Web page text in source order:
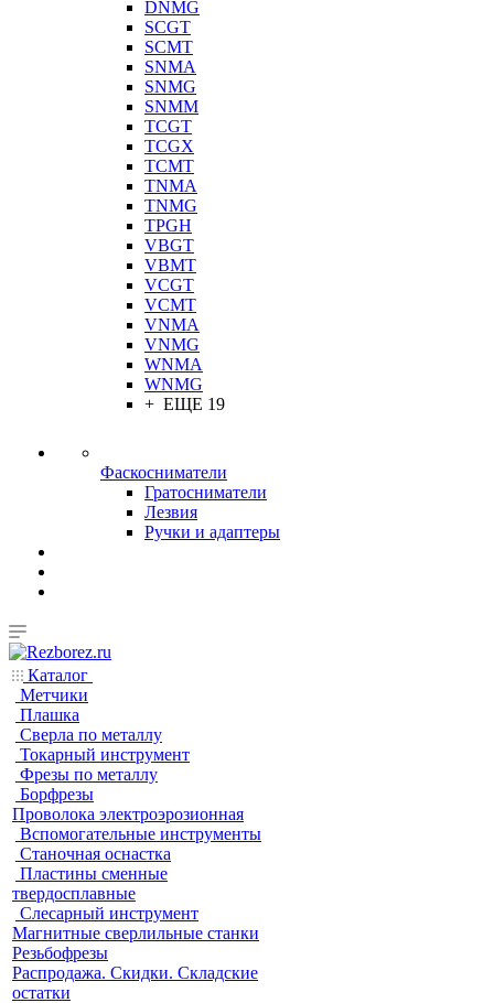
DNMG
SCGT
SCMT
SNMA
SNMG
SNMM
TCGT
TCGX
TCMT
TNMA
TNMG
TPGH
VBGT
VBMT
VCGT
VCMT
VNMA
VNMG
WNMA
WNMG
+ ЕЩЕ 19
Фаскосниматели
Гратосниматели
Лезвия
Ручки и адаптеры
Каталог
Метчики
Плашка
Сверла по металлу
Токарный инструмент
Фрезы по металлу
Борфрезы
Проволока электроэрозионная
Вспомогательные инструменты
Станочная оснастка
Пластины сменные
твердосплавные
Слесарный инструмент
Магнитные сверлильные станки
Резьбофрезы
Распродажа. Скидки. Складские
остатки